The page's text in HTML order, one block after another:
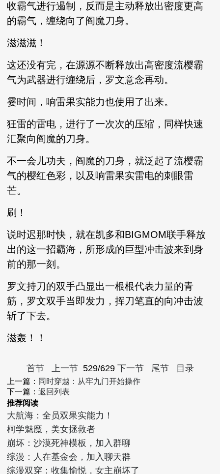
收霸气进行遏制，反而是主动释放出密度更高
的霸气，缠绕向了阎魔刀身。
滋滋滋！
这还没有完，在源源不断释放出高密度流樱霸
气为武器进行缠绕后，罗文意念再动。
霎时间，响雷果实能力也使用了出来。
狂雷的雷电，进行了一次次的压缩，同样快速
汇聚向阎魔的刀身。
不一会儿功夫，阎魔的刀身，就泛起了流樱霸
气的樱红色彩，以及响雷果实雷电的刺眼雷
芒。
刷！
说时迟那时快，就在凯多和BIGMOM联手释放
出的这一招霸海，所形成的巨型冲击波来到身
前的那一刻。
罗文持刀的双手凸显出一根根代表力量的青
筋，罗文双手当即发力，挥刀笔直的向冲击波
斩了下去。
滋轰！！
首节 上一节 529/629 下一节 尾节 目录
上一篇： 同时穿越：从牢九门开始操作
下一篇：返回列表
推荐阅读
大航海：全员双果实能力！
柯学魅魔，美女拯救者
崩坏：沙漠死神模板，加入群聊
综漫：人在基金会，加入聊天群
综漫双穿：收集愉悦，女主崩坏了